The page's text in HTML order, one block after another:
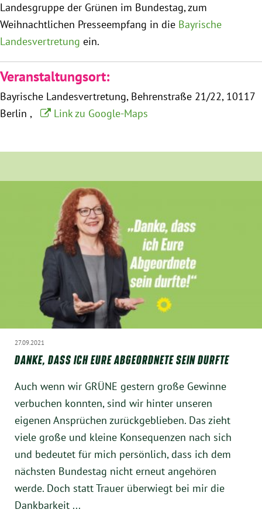
Praktikum
Patenschaftsprogramm
Bayern
München
YouTube
Instagram
Landesgruppe der Grünen im Bundestag, zum
Weihnachtlichen Presseempfang in die Bayrische
Landesvertretung ein.
Veranstaltungsort:
Bayrische Landesvertretung Behrenstraße 21/22 10117
Berlin
Link zu Google-Maps
27.09.2021
DANKE, DASS ICH EURE ABGEORDNETE SEIN DURFTE
Auch wenn wir GRÜNE gestern große Gewinne
verbuchen konnten, sind wir hinter unseren
eigenen Ansprüchen zurückgeblieben. Das zieht
viele große und kleine Konsequenzen nach sich
und bedeutet für mich persönlich, dass ich dem
nächsten Bundestag nicht erneut angehören
werde. Doch statt Trauer überwiegt bei mir die
Dankbarkeit ...